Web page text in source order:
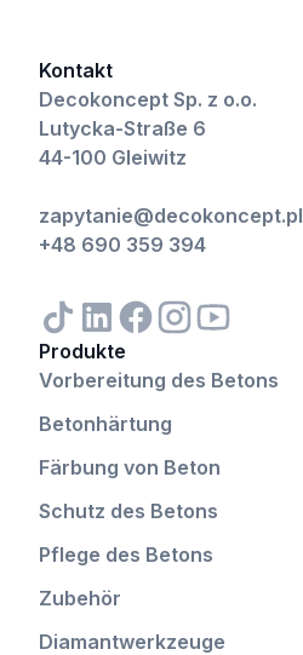
Kontakt
Decokoncept Sp. z o.o.
Lutycka-Straße 6
44-100 Gleiwitz
zapytanie@decokoncept.pl
+48 690 359 394
Produkte
Vorbereitung des Betons
Betonhärtung
Färbung von Beton
Schutz des Betons
Pflege des Betons
Zubehör
Diamantwerkzeuge